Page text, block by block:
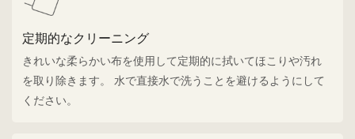
定期的なクリーニング
きれいな柔らかい布を使用して定期的に拭いてほこりや汚れ
を取り除きます。 水で直接水で洗うことを避けるようにして
ください。